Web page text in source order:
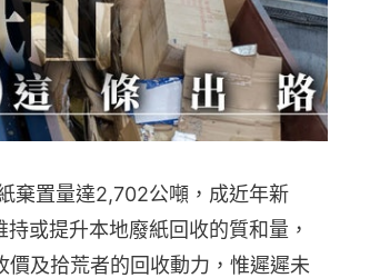
棄置量達2,702公噸，成近年新
或提升本地廢紙回收的質和量，
及拾荒者的回收動力，惟遲遲未